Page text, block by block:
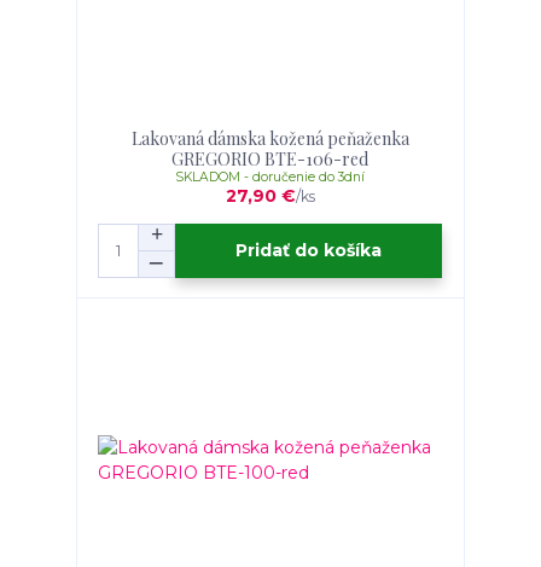
Lakovaná dámska kožená peňaženka
GREGORIO BTE-106-red
27,90 €/ks
SKLADOM - doručenie do 3dní
Pridať do košíka